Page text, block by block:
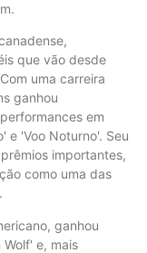
que vão desde
uma carreira
ganhou
em
e 'Voo Noturno'. Seu
importantes,
como uma das
ganhou
e, mais